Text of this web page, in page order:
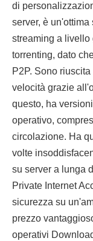
di
server, è
streaming a livello
torrenting, dato
P2P. Sono
velocità grazie
questo, ha
operativo,
circolazione. Ha
volte
su server a lunga
Private Internet
sicurezza su
prezzo
operativi